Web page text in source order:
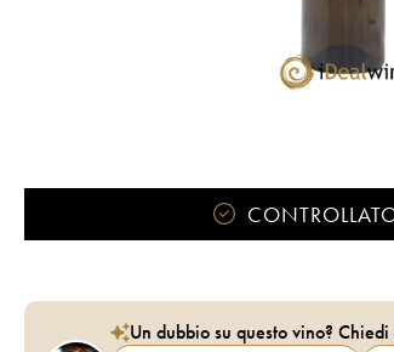
Un dubbio su questo vino?